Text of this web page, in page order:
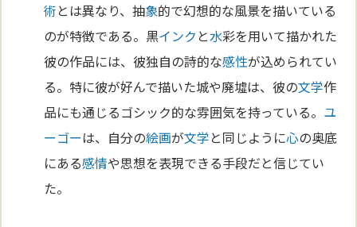
術とは異なり、抽象的で幻想的な風景を描いている
のが特徴である。黒インク と水彩を用いて描かれた
彼の作品には、彼独自の詩的な感性が込められてい
る。特に彼が好んで描いた城や廃墟は、彼の文学作
品にも通じるゴシック的な雰囲気を持っている。 ユ
ーゴーは、自分の絵画が文学と同じように心の奥底
にある感情や思想を表現できる手段だと信じてい
た。